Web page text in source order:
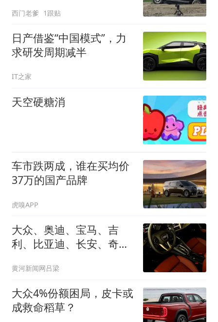
西门老爹 1跟贴
日产借鉴“中国模式”，力
求研发周期减半
IT之家
天空硬糖消
车市跌两成，谁在买均价
37万的国产品牌
虎嗅APP
大众、奥迪、宝马、吉
利、比亚迪、长安、奇瑞
整内饰设计方向
黄河新闻网吕梁
大众4%份额困局，皮卡或
成救命稻草？